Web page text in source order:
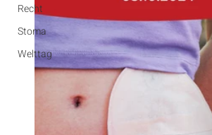
Recht
Stoma
Welttag